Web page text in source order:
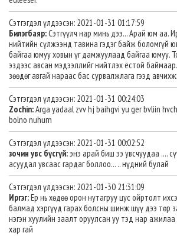
Сэтгэгдэл үлдээсэн: 2021-01-31 01:17:59
Билэгбаяр:Сэтгүүлч нар минь дээ... Арай юм аа.
нийтийн сүлжээнд тавина гэдэг байж боломгүй
байгаа юмуу ховын үг дамжуулаад байгаа юмуу.
эздээс авсан мэдээллийг нийтлэх ёстой
зөөдөг авгай нараас бас сурвалжлага гээд
Сэтгэгдэл үлдээсэн: 2021-01-31 00:24:03
Zochin:Arga yadaal zvv hj baihgvi yu ger bvliin
bolno nuhurn
Сэтгэгдэл үлдээсэн: 2021-01-31 00:02:52
зочин увс бүсгүй:энэ арай биш ээ увсчуудаа ....
асуудал увсаас гардаг боллоо... .. нүдний булай
Сэтгэгдэл үлдээсэн: 2021-01-30 21:31:09
Иргэг:Ер нь хөдөө орон нутагруу цус ойртолт
балмад хэргүүд гарах болсны шинж шүү дээ төр
нэгэн хуулийн заалт оруулсан уу тэд нар ажилаа
хар гай